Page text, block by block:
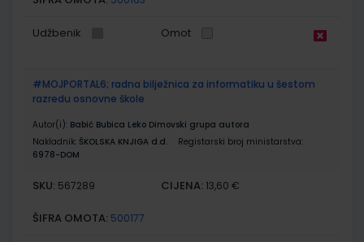
Udžbenik Omot
#MOJPORTAL6; radna bilježnica za informatiku u šestom
razredu osnovne škole
Autor(i): Babić Bubica Leko Dimovski grupa autora
Nakladnik: ŠKOLSKA KNJIGA d.d.
Registarski broj ministarstva:
6978-DOM
SKU: 567289 CIJENA: 13,60 €
ŠIFRA OMOTA: 500177